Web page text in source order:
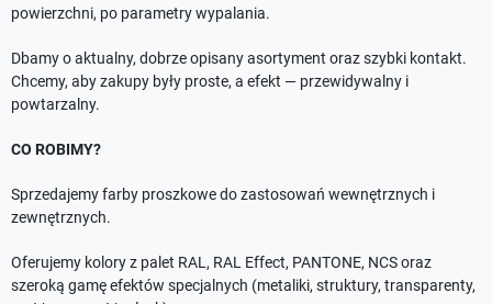
powierzchni, po parametry wypalania.
Dbamy o aktualny, dobrze opisany asortyment oraz szybki kontakt.
Chcemy, aby zakupy były proste, a efekt — przewidywalny i
powtarzalny.
CO ROBIMY?
Sprzedajemy farby proszkowe do zastosowań wewnętrznych i
zewnętrznych.
Oferujemy kolory z palet RAL, RAL Effect, PANTONE, NCS oraz
szeroką gamę efektów specjalnych (metaliki, struktury, transparenty,